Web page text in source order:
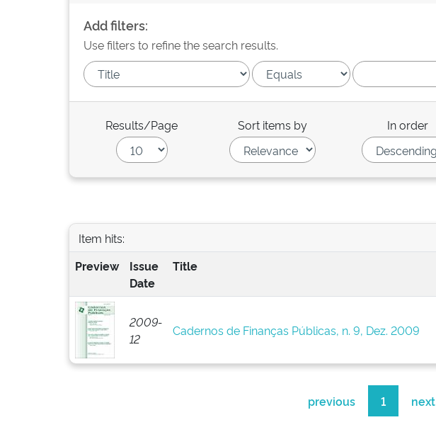
Add filters:
Use filters to refine the search results.
Results/Page Sort items by In order
Item hits:
Preview
Issue
Date
Title
2009-
12
Cadernos de Finanças Públicas, n. 9, Dez. 2009
previous 1 next